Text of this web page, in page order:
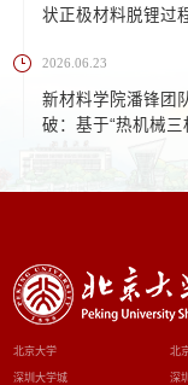
状正极材料脱锂过
2026.06.23
新材料学院潘锋团
破：基于“热机械三
北京大学 北
深圳大学城 深